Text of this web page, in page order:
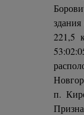
221,5
п.